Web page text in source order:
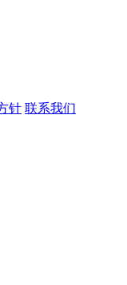
针 联系我们